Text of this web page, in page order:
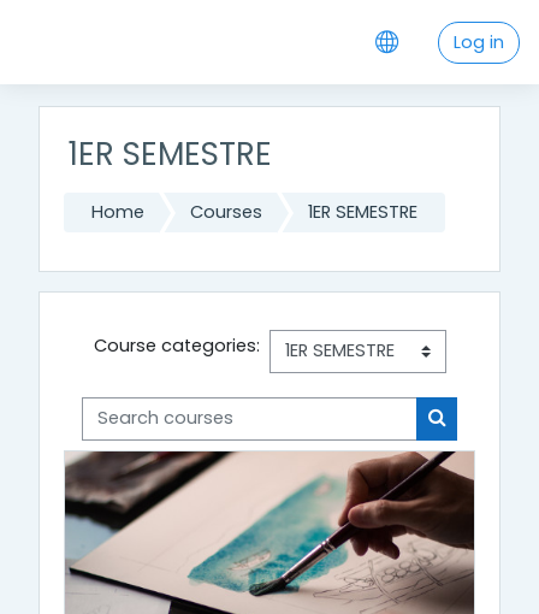
Log in
1ER SEMESTRE
Home Courses 1ER SEMESTRE
Course categories:
Search courses
Search